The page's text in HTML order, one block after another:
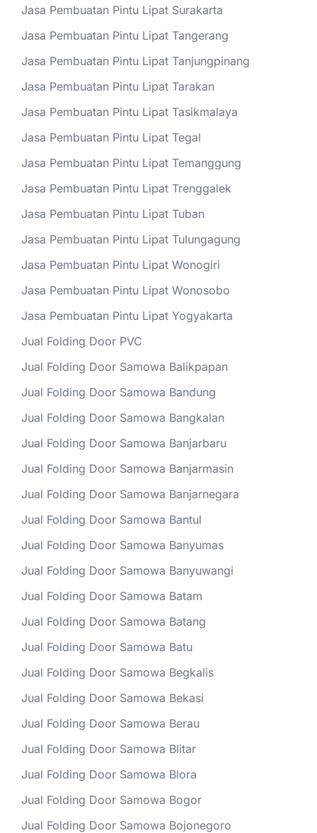
Jasa Pembuatan Pintu Lipat Surakarta
Jasa Pembuatan Pintu Lipat Tangerang
Jasa Pembuatan Pintu Lipat Tanjungpinang
Jasa Pembuatan Pintu Lipat Tarakan
Jasa Pembuatan Pintu Lipat Tasikmalaya
Jasa Pembuatan Pintu Lipat Tegal
Jasa Pembuatan Pintu Lipat Temanggung
Jasa Pembuatan Pintu Lipat Trenggalek
Jasa Pembuatan Pintu Lipat Tuban
Jasa Pembuatan Pintu Lipat Tulungagung
Jasa Pembuatan Pintu Lipat Wonogiri
Jasa Pembuatan Pintu Lipat Wonosobo
Jasa Pembuatan Pintu Lipat Yogyakarta
Jual Folding Door PVC
Jual Folding Door Samowa Balikpapan
Jual Folding Door Samowa Bandung
Jual Folding Door Samowa Bangkalan
Jual Folding Door Samowa Banjarbaru
Jual Folding Door Samowa Banjarmasin
Jual Folding Door Samowa Banjarnegara
Jual Folding Door Samowa Bantul
Jual Folding Door Samowa Banyumas
Jual Folding Door Samowa Banyuwangi
Jual Folding Door Samowa Batam
Jual Folding Door Samowa Batang
Jual Folding Door Samowa Batu
Jual Folding Door Samowa Begkalis
Jual Folding Door Samowa Bekasi
Jual Folding Door Samowa Berau
Jual Folding Door Samowa Blitar
Jual Folding Door Samowa Blora
Jual Folding Door Samowa Bogor
Jual Folding Door Samowa Bojonegoro